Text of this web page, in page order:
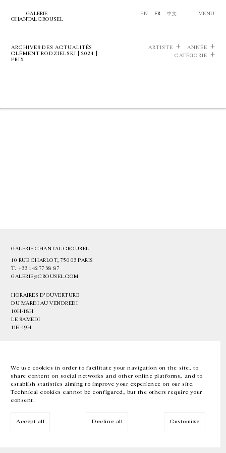
We use cookies in order to facilitate your navigation on the site, to
share content on social networks and other online platforms, and to
establish statistics aiming to improve your experience on our site.
Technical cookies cannot be configured, but the others require your
consent.
Accept all Decline all Customize
GALERIE
CHANTAL CROUSEL
EN FR 中文 MENU
ARCHIVES DES ACTUALITÉS
CLÉMENT RODZIELSKI | 2024 |
PRIX
ARTISTE
ANNÉE
CATÉGORIE
GALERIE CHANTAL CROUSEL
10 RUE CHARLOT, 75003 PARIS
T. +33 1 42 77 38 87
GALERIE@CROUSEL.COM
HORAIRES D'OUVERTURE
DU MARDI AU VENDREDI
10H-18H
LE SAMEDI
11H-19H
EN FR 中文 Facebook Instagram
Inscrivez-vous à notre newsletter